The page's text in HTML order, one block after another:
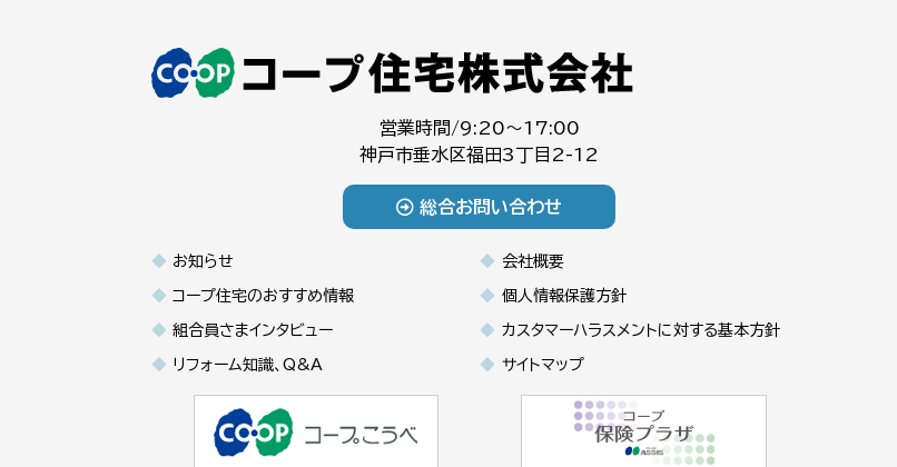
営業時間/9:20～17:00
神戸市垂水区福田3丁目2-12
総合お問い合わせ
お知らせ
コープ住宅のおすすめ情報
組合員さまインタビュー
リフォーム知識、Q&A
会社概要
個人情報保護方針
カスタマーハラスメントに対する基本方針
サイトマップ